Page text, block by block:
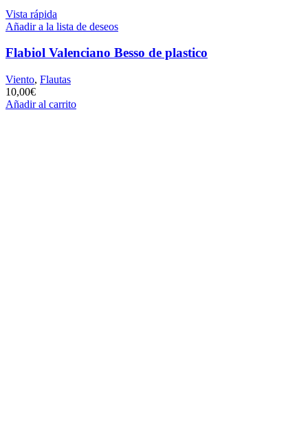
Vista rápida
Añadir a la lista de deseos
Flabiol Valenciano Besso de plastico
Viento, Flautas
10,00€
Añadir al carrito